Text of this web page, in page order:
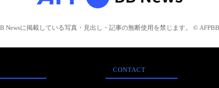
Newsに掲載している写真・見出し・記事の無断使用を禁じます。 © AFPBB
CONTACT